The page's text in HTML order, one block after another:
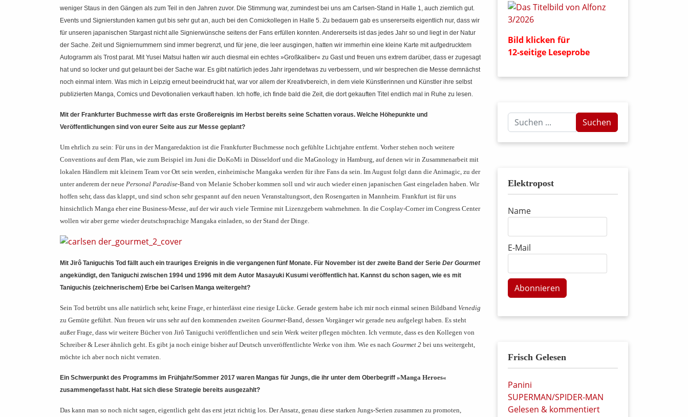
weniger Staus in den Gängen als zum Teil in den Jahren zuvor. Die Stimmung war, zumindest bei uns am Carlsen-Stand in Halle 1, auch ziemlich gut.
Events und Signierstunden kamen gut bis sehr gut an, auch bei den Comickollegen in Halle 5. Zu bedauern gab es unsererseits eigentlich nur, dass wir
für unseren japanischen Stargast nicht alle Signierwünsche seitens der Fans erfüllen konnten. Andererseits ist das jedes Jahr so und liegt in der Natur
der Sache. Zeit und Signiernummern sind immer begrenzt, und für jene, die leer ausgingen, hatten wir immerhin eine kleine Karte mit aufgedrucktem
Autogramm als Trost parat. Mit Yusei Matsui hatten wir auch diesmal ein echtes »Großkaliber« zu Gast und freuen uns extrem darüber, dass er zugesagt
hat und so locker und gut gelaunt bei der Sache war. Es gibt natürlich jedes Jahr irgendetwas zu verbessern, und wir besprechen die Messe demnächst
noch einmal intern. Was mich in Leipzig erneut beeindruckt hat, war vor allem der Kreativbereich, in dem viele Künstlerinnen und Künstler ihre selbst
publizierten Manga, Comics und Devotionalien verkauft haben. Ich hoffe, ich finde bald die Zeit, die dort gekauften Titel endlich mal in Ruhe zu lesen.
Mit der Frankfurter Buchmesse wirft das erste Großereignis im Herbst bereits seine Schatten voraus. Welche Höhepunkte und
Veröffentlichungen sind von eurer Seite aus zur Messe geplant?
Um ehrlich zu sein: Für uns in der Mangaredaktion ist die Frankfurter Buchmesse noch gefühlte Lichtjahre entfernt. Vorher stehen noch weitere
Conventions auf dem Plan, wie zum Beispiel im Juni die DoKoMi in Düsseldorf und die MaGnology in Hamburg, auf denen wir in Zusammenarbeit mit
lokalen Händlern mit kleinem Team vor Ort sein werden, einheimische Mangaka werden für ihre Fans da sein. Im August folgt dann die Animagic, zu der
unter anderem der neue Personal Paradise-Band von Melanie Schober kommen soll und wir auch wieder einen japanischen Gast eingeladen haben. Wir
hoffen sehr, dass das klappt, und sind schon sehr gespannt auf den neuen Veranstaltungsort, den Rosengarten in Mannheim. Frankfurt ist für uns
hinsichtlich Manga eher eine Business-Messe, auf der wir auch viele Termine mit Lizenzgebern wahrnehmen. In die Cosplay-Corner im Congress Center
wollen wir aber gerne wieder deutschsprachige Mangaka einladen, so der Stand der Dinge.
Mit Jirô Taniguchis Tod fällt auch ein trauriges Ereignis in die vergangenen fünf Monate. Für November ist der zweite Band der Serie Der Gourmet
angekündigt, den Taniguchi zwischen 1994 und 1996 mit dem Autor Masayuki Kusumi veröffentlich hat. Kannst du schon sagen, wie es mit
Taniguchis (zeichnerischem) Erbe bei Carlsen Manga weitergeht?
Sein Tod betrübt uns alle natürlich sehr, keine Frage, er hinterlässt eine riesige Lücke. Gerade gestern habe ich mir noch einmal seinen Bildband Venedig
zu Gemüte geführt. Nun freuen wir uns sehr auf den kommenden zweiten Gourmet-Band, dessen Vorgänger wir gerade neu aufgelegt haben. Es steht
außer Frage, dass wir weitere Bücher von Jirô Taniguchi veröffentlichen und sein Werk weiter pflegen möchten. Ich vermute, dass es den Kollegen von
Schreiber & Leser ähnlich geht. Es gibt ja noch einige bisher auf Deutsch unveröffentlichte Werke von ihm. Wie es nach Gourmet 2 bei uns weitergeht,
möchte ich aber noch nicht verraten.
Ein Schwerpunkt des Programms im Frühjahr/Sommer 2017 waren Mangas für Jungs, die ihr unter dem Oberbegriff »Manga Heroes«
zusammengefasst habt. Hat sich diese Strategie bereits ausgezahlt?
Das kann man so noch nicht sagen, eigentlich geht das erst jetzt richtig los. Der Ansatz, genau diese starken Jungs-Serien zusammen zu promoten,
Bild klicken für
12-seitige Leseprobe
Suchen
...
Suchen
Elektropost
Name
E-Mail
Abonnieren
Frisch Gelesen
Panini
SUPERMAN/SPIDER-MAN
Gelesen & kommentiert